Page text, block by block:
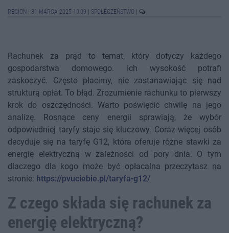
REGION 31 MARCA 2025 10:09 SPOŁECZEŃSTWO
Rachunek za prąd to temat, który dotyczy każdego
gospodarstwa domowego. Ich wysokość potrafi
zaskoczyć. Często płacimy, nie zastanawiając się nad
strukturą opłat. To błąd. Zrozumienie rachunku to pierwszy
krok do oszczędności. Warto poświęcić chwilę na jego
analizę. Rosnące ceny energii sprawiają, że wybór
odpowiedniej taryfy staje się kluczowy. Coraz więcej osób
decyduje się na taryfę G12, która oferuje różne stawki za
energię elektryczną w zależności od pory dnia. O tym
dlaczego dla kogo może być opłacalna przeczytasz na
stronie: https://pvuciebie.pl/taryfa-g12/
Z czego składa się rachunek za
energię elektryczną?